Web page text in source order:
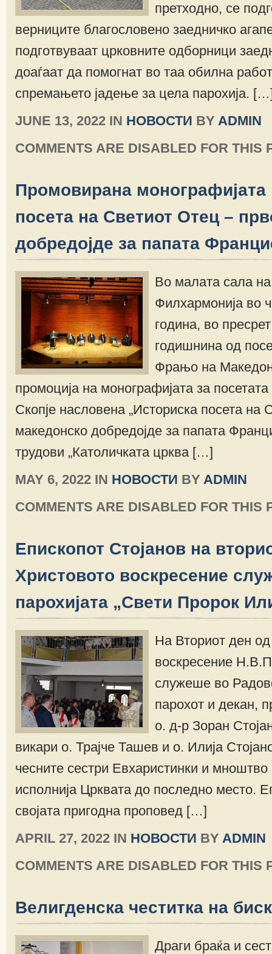
претходно, се
верниците благословено заедничко
подготвуваат црковните одборници
доаѓаат да помогнат во таа обилна
спремањето јадење за цела парохија.
JUNE 13, 2022 IN НОВОСТИ BY ADMIN
COMMENTS ARE DISABLED FOR THIS
Промовирана монографијата
посета на Светиот Отец –
добредојде за папата
Во малата сала
Филхармонија во
година, во
годишнина од
Фрањо на
промоција на монографијата за
Скопје насловена „Историска посета на
македонско добредојде за папата
трудови „Католичката црква […]
MAY 6, 2022 IN НОВОСТИ BY ADMIN
COMMENTS ARE DISABLED FOR THIS
Епископот Стојанов на
Христовото воскресение
парохијата „Свeти Пророк
На Вториот ден
воскресение
служеше во
парохот и декан,
о. д-р Зоран
викари о. Трајче Ташев и о. Илија
чесните сестри Евхаристинки и мноштво
исполнија Црквата до последно место.
својата пригодна проповед […]
APRIL 27, 2022 IN НОВОСТИ BY ADMIN
COMMENTS ARE DISABLED FOR THIS
Велигденска честитка на
Драги браќа и